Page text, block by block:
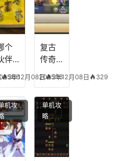
366
个
伴
符
，
心
命
后
加
年12月08日 316
复古
传奇
平民
搭配
阵
容，
复古
传奇
英雄
2025年12月08日 329
机攻
单机攻
略